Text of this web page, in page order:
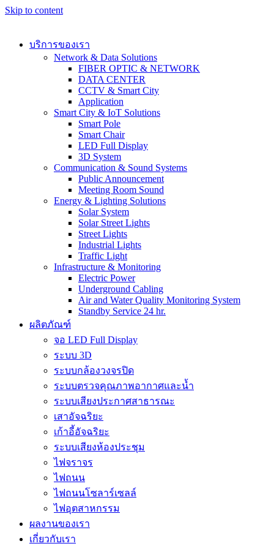
Skip to content
บริการของเรา
Network & Data Solutions
FIBER OPTIC & NETWORK​
DATA CENTER
CCTV & Smart City
Application
Smart City & IoT Solutions
Smart Pole
Smart Chair
LED Full Display
3D System
Communication & Sound Systems
Public Announcement
Meeting Room Sound
Energy & Lighting Solutions
Solar System
Solar Street Lights
Street Lights
Industrial Lights
Traffic Light
Infrastructure & Monitoring
Electric Power
Underground Cabling
Air and Water Quality Monitoring System
Standby Service 24 hr.
ผลิตภัณฑ์
จอ LED Full Display
ระบบ 3D
ระบบกล้องวงจรปิด
ระบบตรวจคุณภาพอากาศและน้ำ
ระบบเสียงประกาศสาธารณะ
เสาอัจฉริยะ
เก้าอี้อัจฉริยะ
ระบบเสียงห้องประชุม
ไฟจราจร
ไฟถนน
ไฟถนนโซลาร์เซลล์
ไฟอุตสาหกรรม
ผลงานของเรา
เกี่ยวกับเรา